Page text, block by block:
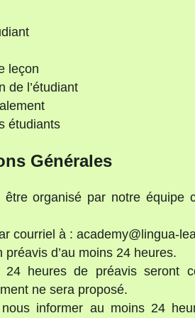
leçon
de l’étudiant
étudiants
Générales
organisé par notre équipe
courriel à : academy@lingua-
d’au moins 24 heures.
heures de préavis seront
ne sera proposé.
informer au moins 24